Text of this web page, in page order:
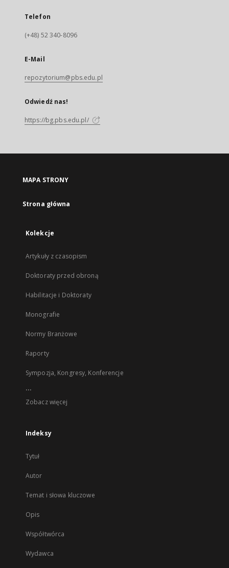
Telefon
(+48) 52 340-8096
E-Mail
repozytorium@pbs.edu.pl
Odwiedź nas!
https://bg.pbs.edu.pl/
MAPA STRONY
Strona główna
Kolekcje
Artykuły z czasopism
Doktoraty przed obroną
Habilitacje i Doktoraty
Monografie
Normy Branżowe
Raporty
Sympozja, Kongresy, Konferencje
...
Zobacz więcej
Indeksy
Tytuł
Autor
Temat i słowa kluczowe
Opis
Współtwórca
Wydawca